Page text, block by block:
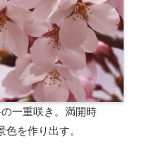
一重咲き。満開時
を作り出す。